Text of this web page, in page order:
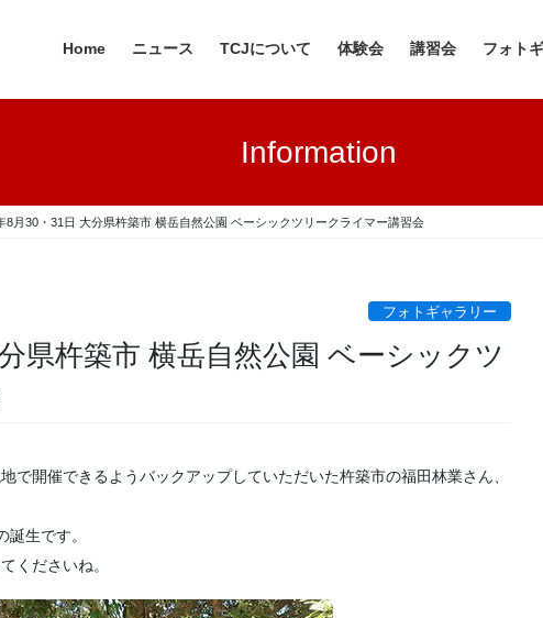
Home ニュース TCJについて 体験会 講習会 フォト
Information
8月30・31日 大分県杵築市 横岳自然公園 ベーシックツリークライマー講習会
フォトギャラリー
県杵築市 横岳自然公園 ベーシックツ
で開催できるようバックアップしていただいた杵築市の福田林業さん、
生です。
くださいね。